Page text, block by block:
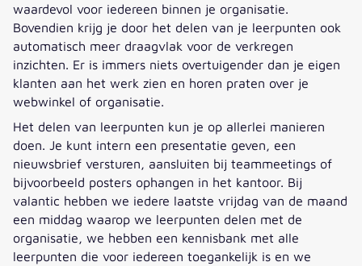
waardevol voor iedereen binnen je organisatie.
Bovendien krijg je door het delen van je leerpunten ook
automatisch meer draagvlak voor de verkregen
inzichten. Er is immers niets overtuigender dan je eigen
klanten aan het werk zien en horen praten over je
webwinkel of organisatie.
Het delen van leerpunten kun je op allerlei manieren
doen. Je kunt intern een presentatie geven, een
nieuwsbrief versturen, aansluiten bij teammeetings of
bijvoorbeeld posters ophangen in het kantoor. Bij
valantic hebben we iedere laatste vrijdag van de maand
een middag waarop we leerpunten delen met de
organisatie, we hebben een kennisbank met alle
leerpunten die voor iedereen toegankelijk is en we